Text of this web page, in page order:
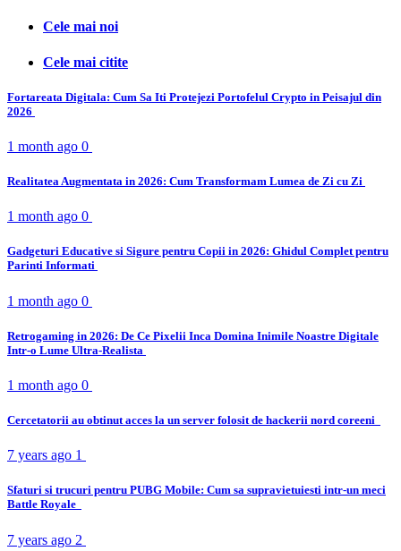
Cele mai noi
Cele mai citite
Fortareata Digitala: Cum Sa Iti Protejezi Portofelul Crypto in Peisajul din
2026
1 month ago 0
Realitatea Augmentata in 2026: Cum Transformam Lumea de Zi cu Zi
1 month ago 0
Gadgeturi Educative si Sigure pentru Copii in 2026: Ghidul Complet pentru
Parinti Informati
1 month ago 0
Retrogaming in 2026: De Ce Pixelii Inca Domina Inimile Noastre Digitale
Intr-o Lume Ultra-Realista
1 month ago 0
Cercetatorii au obtinut acces la un server folosit de hackerii nord coreeni
7 years ago 1
Sfaturi si trucuri pentru PUBG Mobile: Cum sa supravietuiesti intr-un meci
Battle Royale
7 years ago 2